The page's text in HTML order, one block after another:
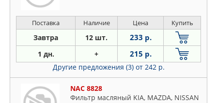
Поставка Наличие Цена Купить
Завтра 12 шт. 233 р.
1 дн. + 215 р.
Другие предложения (3) от 242 р.
NAC 8828
Фильтр масляный KIA, MAZDA, NISSAN